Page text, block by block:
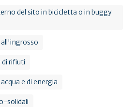
del sito in bicicletta o in buggy
di rifiuti
e di energia
solidali